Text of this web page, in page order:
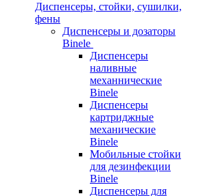
Диспенсеры, стойки, сушилки,
фены
Диспенсеры и дозаторы
Binele
Диспенсеры
наливные
механнические
Binele
Диспенсеры
картриджные
механические
Binele
Мобильные стойки
для дезинфекции
Binele
Диспенсеры для